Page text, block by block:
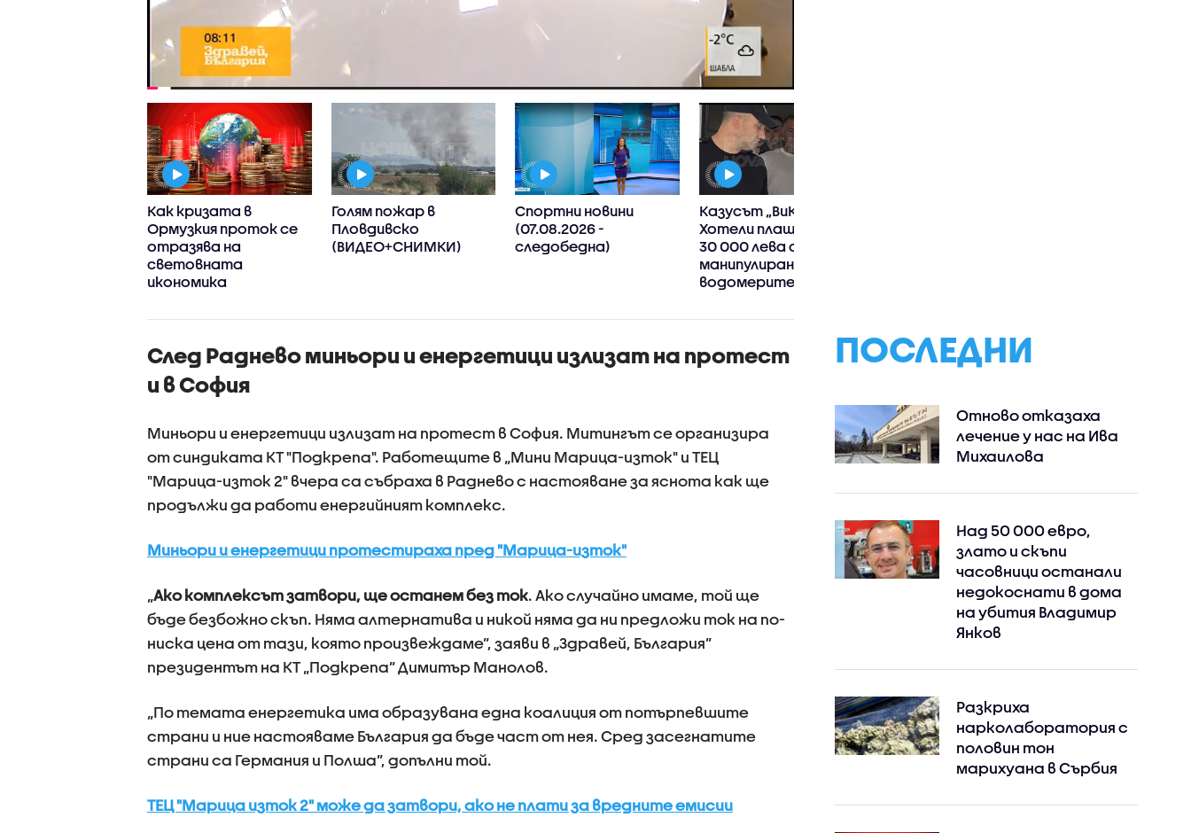
Как кризата в
Ормузкия проток се
отразява на
световната
икономика
Голям пожар в
Пловдивско
(ВИДЕО+СНИМКИ)
Спортни новини
(07.08.2026 -
следобедна)
Казусът „ВиК-Бургас“:
Хотели плащали до
30 000 лева след
манипулиране на
водомерите и
След Раднево миньори и енергетици излизат на протест
и в София
Миньори и енергетици излизат на протест в София. Митингът се организира
от синдиката КТ "Подкрепа". Работещите в „Мини Марица-изток" и ТЕЦ
"Марица-изток 2" вчера са събраха в Раднево с настояване за яснота как ще
продължи да работи енергийният комплекс.
Миньори и енергетици протестираха пред "Марица-изток"
„Ако комплексът затвори, ще останем без ток. Ако случайно имаме, той ще
бъде безбожно скъп. Няма алтернатива и никой няма да ни предложи ток на по-
ниска цена от тази, която произвеждаме”, заяви в „Здравей, България”
президентът на КТ „Подкрепа” Димитър Манолов.
„По темата енергетика има образувана една коалиция от потърпевшите
страни и ние настояваме България да бъде част от нея. Сред засегнатите
страни са Германия и Полша”, допълни той.
ТЕЦ "Марица изток 2" може да затвори, ако не плати за вредните емисии
ПОСЛЕДНИ
Отново отказаха
лечение у нас на Ива
Михаилова
Над 50 000 евро,
злато и скъпи
часовници останали
недокоснати в дома
на убития Владимир
Янков
Разкриха
нарколаборатория с
половин тон
марихуана в Сърбия